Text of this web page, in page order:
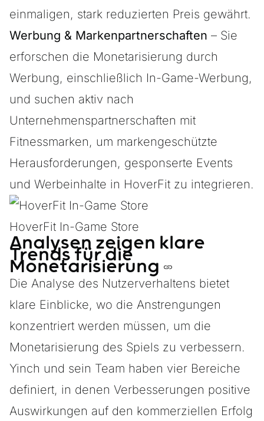
einmaligen, stark reduzierten Preis gewährt.
Werbung & Markenpartnerschaften – Sie
erforschen die Monetarisierung durch
Werbung, einschließlich In-Game-Werbung,
und suchen aktiv nach
Unternehmenspartnerschaften mit
Fitnessmarken, um markengeschützte
Herausforderungen, gesponserte Events
und Werbeinhalte in HoverFit zu integrieren.
HoverFit In-Game Store
Analysen zeigen klare
Trends für die
Monetarisierung
Die Analyse des Nutzerverhaltens bietet
klare Einblicke, wo die Anstrengungen
konzentriert werden müssen, um die
Monetarisierung des Spiels zu verbessern.
Yinch und sein Team haben vier Bereiche
definiert, in denen Verbesserungen positive
Auswirkungen auf den kommerziellen Erfolg